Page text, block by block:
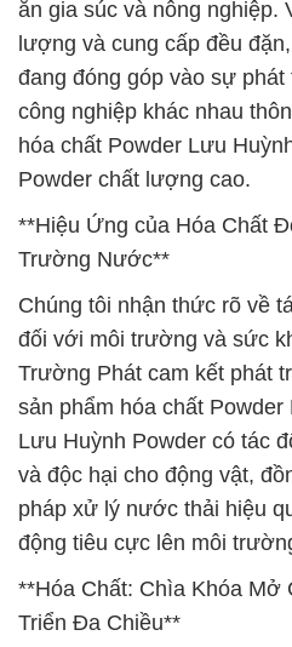
ăn gia súc và nông nghiệp.
lượng và cung cấp đều
đang đóng góp vào sự
công nghiệp khác nhau
hóa chất Powder Lưu
Powder chất lượng cao.
**Hiệu Ứng của Hóa Chất
Trường Nước**
Chúng tôi nhận thức rõ về
đối với môi trường và sức
Trường Phát cam kết phát
sản phẩm hóa chất Powder
Lưu Huỳnh Powder có tác
và độc hại cho động vật,
pháp xử lý nước thải hiệu
động tiêu cực lên môi
**Hóa Chất: Chìa Khóa Mở
Triển Đa Chiều**